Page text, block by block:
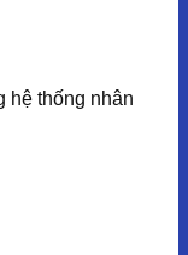
hệ thống nhân